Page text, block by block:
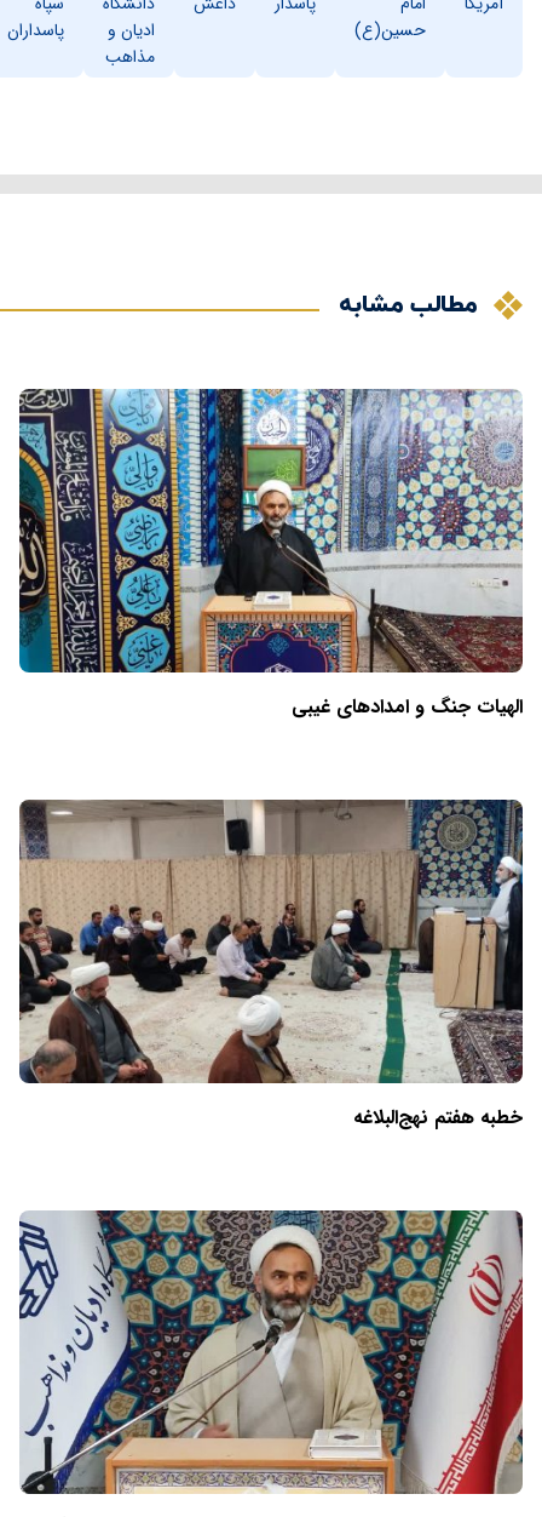
حسین(ع)
ادیان و
مذاهب
پاسداران
مطالب مشابه
الهیات جنگ و امدادهای غیبی
خطبه هفتم نهج‌البلاغه